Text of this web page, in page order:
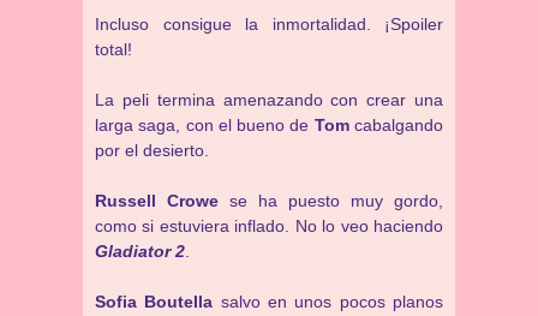
Incluso consigue la inmortalidad. ¡Spoiler
total!
La peli termina amenazando con crear una
larga saga, con el bueno de Tomcabalgando
por el desierto.
Russell Crowe se ha puesto muy gordo,
como si estuviera inflado. No lo veo haciendo
Gladiator 2
Sofia Boutella salvo en unos pocos planos